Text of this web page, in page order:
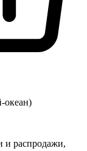
океан)
и распродажи,